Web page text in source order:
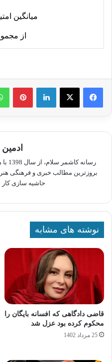
میانگین
از
لینکدین
بروزترین مطالب خبری و فرهنگی
حاشیه سازی کار
نوشته های مشابه
قاضی دادگاهی که افسانه بایگان را
محکوم کرده بود عزل شد
25 مرداد 1402